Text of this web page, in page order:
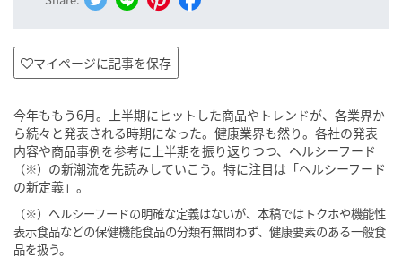
マイページに記事を保存
今年ももう6月。上半期にヒットした商品やトレンドが、各業界か
ら続々と発表される時期になった。健康業界も然り。各社の発表
内容や商品事例を参考に上半期を振り返りつつ、ヘルシーフード
（※） の新潮流を先読みしていこう。特に注目は「ヘルシーフード
の新定義」。
（※）ヘルシーフードの明確な定義はないが、本稿ではトクホや機能性
表示食品などの保健機能食品の分類有無問わず、健康要素のある一般食
品を扱う。